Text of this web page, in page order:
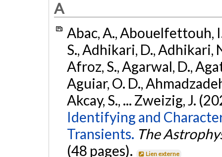
A
Abac, A., Abouelfettouh,
S., Adhikari, D., Adhikari,
Afroz, S., Agarwal, D.,
Aguiar, O. D.,
Akcay, S., ... Zweizig, J.
Identifying and
Transients. The
(48 pages).
Lien externe